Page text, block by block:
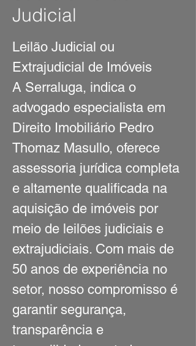
Judicial
Leilão Judicial ou
Extrajudicial de Imóveis
A Serraluga, indica o
advogado especialista em
Direito Imobiliário Pedro
Thomaz Masullo, oferece
assessoria jurídica completa
e altamente qualificada na
aquisição de imóveis por
meio de leilões judiciais e
extrajudiciais. Com mais de
50 anos de experiência no
setor, nosso compromisso é
garantir segurança,
transparência e